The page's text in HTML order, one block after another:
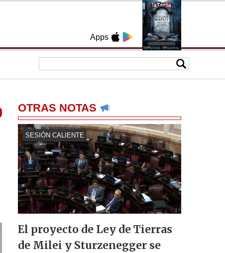
Apps
OTRAS NOTAS
SESIÓN CALIENTE
El proyecto de Ley de Tierras
de Milei y Sturzenegger se